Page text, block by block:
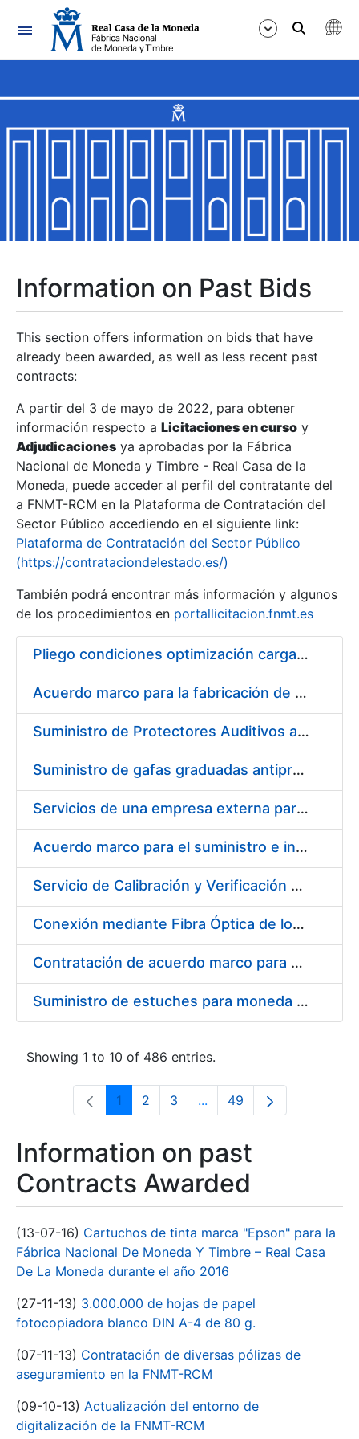
Navigation
Show/Hide
Show/Hide
Show/Hide
Show/Hide
Show/Hide
Show/Hide
Information on Past Bids
This section offers information on bids that have
already been awarded, as well as less recent past
contracts:
A partir del 3 de mayo de 2022, para obtener
información respecto a Licitaciones en curso y
Adjudicaciones ya aprobadas por la Fábrica
Nacional de Moneda y Timbre - Real Casa de la
Moneda, puede acceder al perfil del contratante del
a FNMT-RCM en la Plataforma de Contratación del
Sector Público accediendo en el siguiente link:
Plataforma de Contratación del Sector Público
(https://contrataciondelestado.es/)
También podrá encontrar más información y algunos
de los procedimientos en portallicitacion.fnmt.es
Pliego condiciones optimización cargas compras firmado
Acuerdo marco para la fabricación de piezas
Suministro de Protectores Auditivos a medida para las personas trabajadoras de los Centros de Trabajo de Madrid y Burgos
Suministro de gafas graduadas antiproyecciones para los trabajadores de la FNMT-RCM en los centros de trabajo de Madrid y Burgos
Servicios de una empresa externa para el asesoramiento y resolución de los recursos de alzada que se presentan relacionados con procesos de selección para la FNMT-RCM
Acuerdo marco para el suministro e instalación de persianas, estores y otros complementos
Servicio de Calibración y Verificación Externa de los Equipos de Medición del Servicio de Prevención de la FNMT-RCM
Conexión mediante Fibra Óptica de los Centros de Proceso de Datos (CPDs) de las sedes de la FNMT-RCM de Burgos y Madrid
Contratación de acuerdo marco para el Suministro de Material de Electricidad para la Fábrica Nacional de Moneda y Timbre-Real Casa de la Moneda en su centro de trabajo de Burgos
Suministro de estuches para moneda de 30 €
Showing 1 to 10 of 486 entries.
Page
1 Page
2 Page
3 ...Intermediate Pages Use
Page
49
Information on past
Contracts Awarded
(13-07-16) Cartuchos de tinta marca "Epson" para la
Fábrica Nacional De Moneda Y Timbre – Real Casa
De La Moneda durante el año 2016
(27-11-13) 3.000.000 de hojas de papel
fotocopiadora blanco DIN A-4 de 80 g.
(07-11-13) Contratación de diversas pólizas de
aseguramiento en la FNMT-RCM
(09-10-13) Actualización del entorno de
digitalización de la FNMT-RCM